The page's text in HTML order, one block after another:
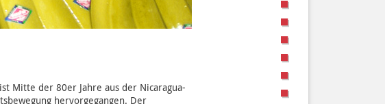
Mitte der 80er Jahre aus der Nicaragua-
hervorgegangen. Der